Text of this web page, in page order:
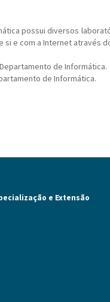
possui diversos
si e com a Internet através
de Informática.
de Informática.
e Extensão